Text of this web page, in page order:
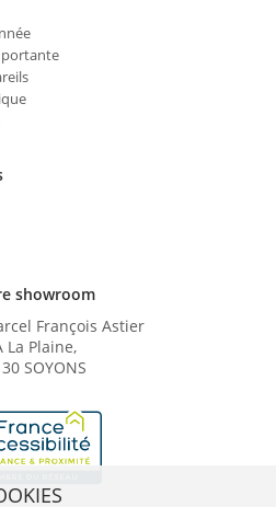
showroom
François Astier
La Plaine,
SOYONS